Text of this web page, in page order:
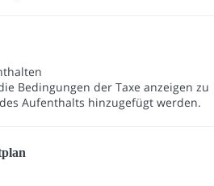
Bedingungen der Taxe anzeigen zu
Aufenthalts hinzugefügt werden.